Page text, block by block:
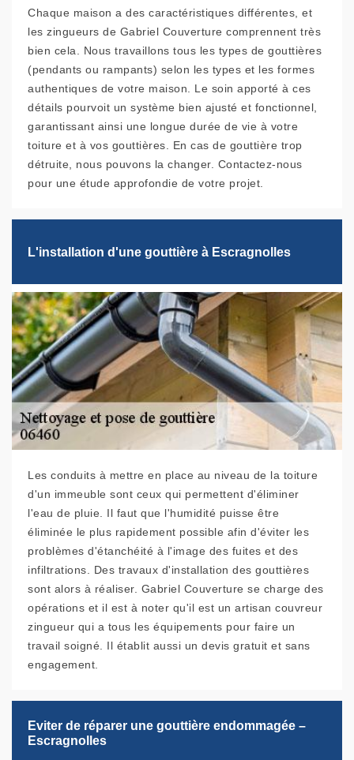
Chaque maison a des caractéristiques différentes, et
les zingueurs de Gabriel Couverture comprennent très
bien cela. Nous travaillons tous les types de gouttières
(pendants ou rampants) selon les types et les formes
authentiques de votre maison. Le soin apporté à ces
détails pourvoit un système bien ajusté et fonctionnel,
garantissant ainsi une longue durée de vie à votre
toiture et à vos gouttières. En cas de gouttière trop
détruite, nous pouvons la changer. Contactez-nous
pour une étude approfondie de votre projet.
L'installation d'une gouttière à Escragnolles
Les conduits à mettre en place au niveau de la toiture
d'un immeuble sont ceux qui permettent d'éliminer
l'eau de pluie. Il faut que l'humidité puisse être
éliminée le plus rapidement possible afin d'éviter les
problèmes d'étanchéité à l'image des fuites et des
infiltrations. Des travaux d'installation des gouttières
sont alors à réaliser. Gabriel Couverture se charge des
opérations et il est à noter qu'il est un artisan couvreur
zingueur qui a tous les équipements pour faire un
travail soigné. Il établit aussi un devis gratuit et sans
engagement.
Eviter de réparer une gouttière endommagée –
Escragnolles